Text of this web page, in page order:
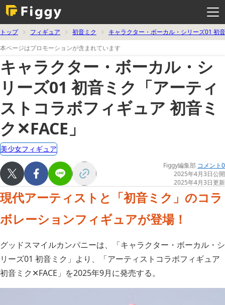
ー
を
開
く
トップ フィギュア 初音ミク
キャラクター・ボーカル・シリーズ01 初
本ページはプロモーションが含まれています
キャラクター・ボーカル・シ
リーズ01 初音ミク「アーティ
ストコラボフィギュア 初音ミ
ク✕FACE」
美少女フィギュア
Figgy編集部 コメント0
2025年4月3日公開
2025年4月3日更新
現代アーティストと「初音ミク」のコラ
ボレーションフィギュアが登場！
グッドスマイルカンパニーは、「キャラクター・ボーカル・シ
リーズ01 初音ミク」より、「アーティストコラボフィギュア
初音ミク✕FACE」を2025年9月に発売する。